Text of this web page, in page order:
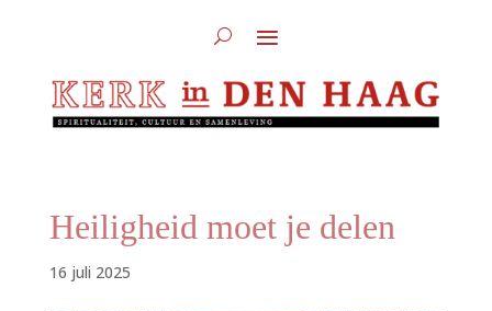
Heiligheid moet je delen
16 juli 2025